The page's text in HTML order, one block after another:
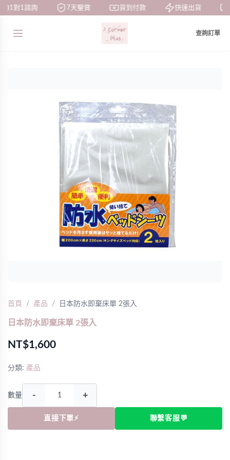
1對1諮詢 7天鑒賞 貨到付款 快速出貨
查詢訂單
首頁 產品 日本防水即棄床單 2張入
日本防水即棄床單 2張入
NT$1,600
分類: 產品
數量 - +
直接下單⚡ 聯繫客服💬